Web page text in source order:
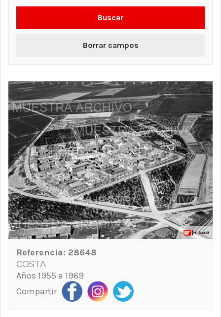
Buscar
Borrar campos
Referencia: 28648
COSTA
Años 1955 a 1969
Compartir